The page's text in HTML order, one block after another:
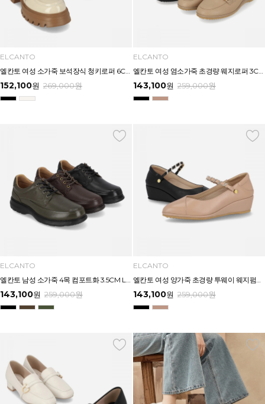
ELCANTO
엘칸토 여성 소가죽 보석장식 청키로퍼 6CM LCWD74U613
152,100원 269,000원
ELCANTO
엘칸토 여성 염소가죽 초경량 웨지로퍼 3CM LCWD70U613
143,100원 259,000원
ELCANTO
엘칸토 남성 소가죽 4목 컴포트화 3.5CM LCMC34U613
143,100원 259,000원
ELCANTO
엘칸토 여성 양가죽 초경량 투웨이 웨지펌프스 4CM LCWD68U613
143,100원 259,000원